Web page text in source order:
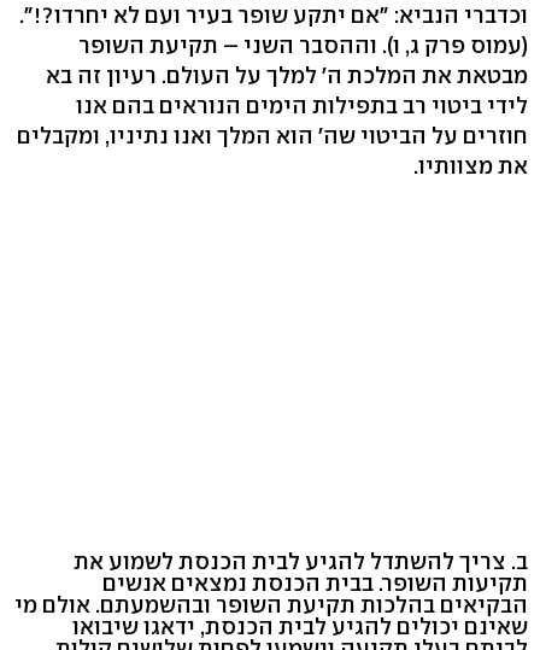
וכדברי הנביא: "אם יתקע שופר בעיר ועם לא יחרדו?!".
(עמוס פרק ג, ו). וההסבר השני – תקיעת השופר
מבטאת את המלכת ה' למלך על העולם. רעיון זה בא
לידי ביטוי רב בתפילות הימים הנוראים בהם אנו
חוזרים על הביטוי שה' הוא המלך ואנו נתיניו, ומקבלים
את מצוותיו.
ב. צריך להשתדל להגיע לבית הכנסת לשמוע את
תקיעות השופר. בבית הכנסת נמצאים אנשים
הבקיאים בהלכות תקיעת השופר ובהשמעתם. אולם מי
שאינם יכולים להגיע לבית הכנסת, ידאגו שיבואו